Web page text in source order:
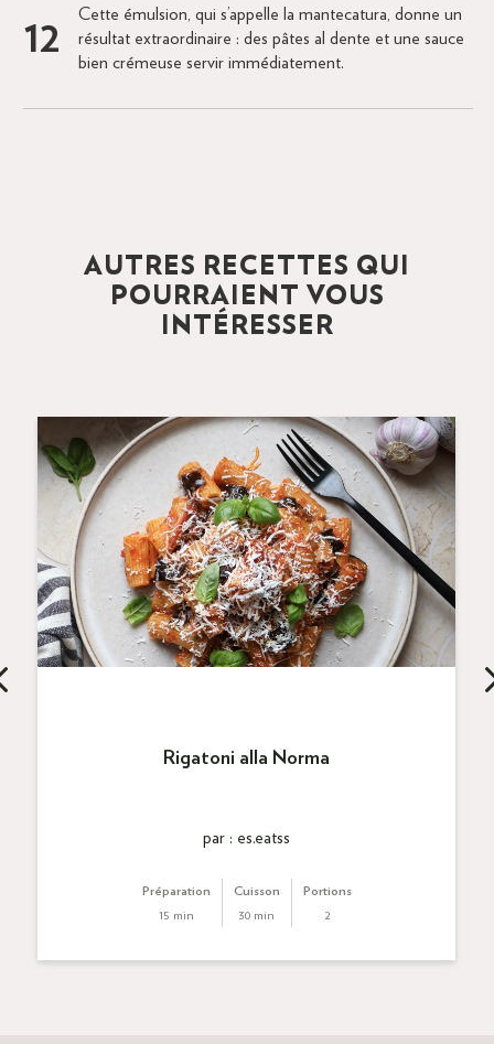
Cette émulsion, qui s’appelle la mantecatura, donne un
résultat extraordinaire : des pâtes al dente et une sauce
bien crémeuse servir immédiatement.
AUTRES RECETTES QUI
POURRAIENT VOUS
INTÉRESSER
Rigatoni alla Norma
par : es.eatss
Préparation
15 min
Cuisson
30 min
Portions
2